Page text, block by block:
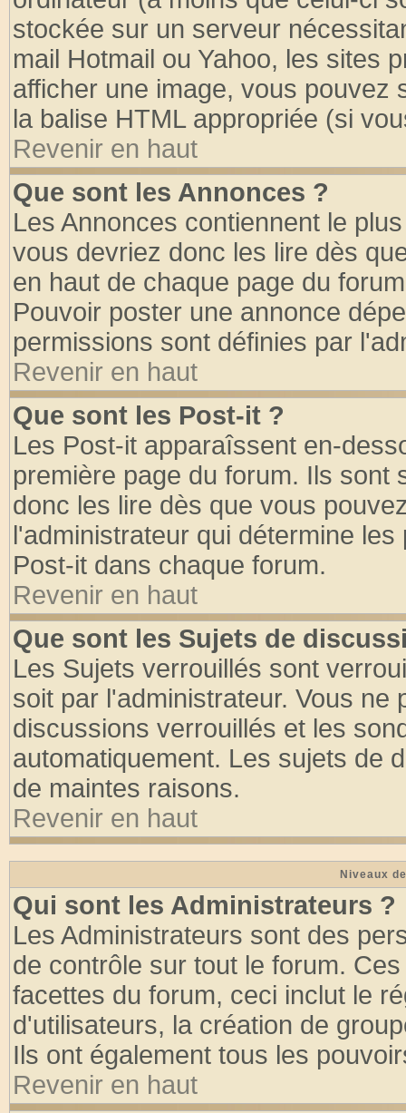
stockée sur un serveur
mail Hotmail ou Yahoo, les sites
afficher une image, vous pouvez
la balise HTML appropriée (si
Revenir en haut
Que sont les Annonces ?
Les Annonces contiennent le
vous devriez donc les lire dès
en haut de chaque page du
Pouvoir poster une annonce
permissions sont définies par
Revenir en haut
Que sont les Post-it ?
Les Post-it apparaîssent en-
première page du forum. Ils
donc les lire dès que vous
l'administrateur qui détermine
Post-it dans chaque forum.
Revenir en haut
Que sont les Sujets de
Les Sujets verrouillés sont
soit par l'administrateur. Vous
discussions verrouillés et les
automatiquement. Les sujets de
de maintes raisons.
Revenir en haut
Niveaux
Qui sont les Administrateurs ?
Les Administrateurs sont des
de contrôle sur tout le forum.
facettes du forum, ceci inclut le
d'utilisateurs, la création de
Ils ont également tous les
Revenir en haut